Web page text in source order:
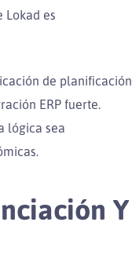
es
de planificación
ERP fuerte.
lógica sea
Y